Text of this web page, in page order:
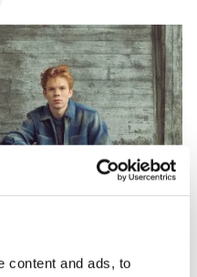
content and ads, to